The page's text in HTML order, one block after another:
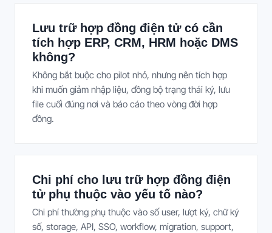
Lưu trữ hợp đồng điện tử có cần
tích hợp ERP, CRM, HRM hoặc DMS
không?
Không bắt buộc cho pilot nhỏ, nhưng nên tích hợp
khi muốn giảm nhập liệu, đồng bộ trạng thái ký, lưu
file cuối đúng nơi và báo cáo theo vòng đời hợp
đồng.
Chi phí cho lưu trữ hợp đồng điện
tử phụ thuộc vào yếu tố nào?
Chi phí thường phụ thuộc vào số user, lượt ký, chữ ký
số, storage, API, SSO, workflow, migration, support,